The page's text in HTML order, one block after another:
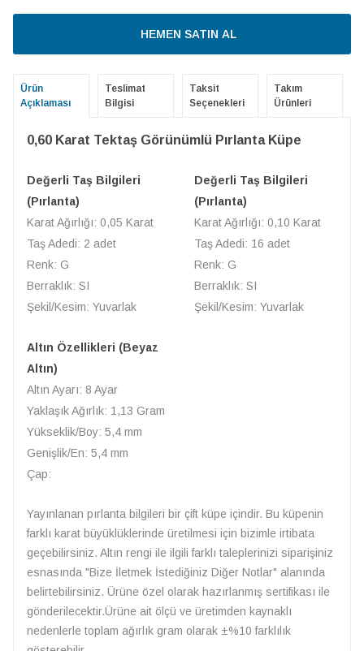
HEMEN SATIN AL
Ürün
Açıklaması
Teslimat
Bilgisi
Taksit
Seçenekleri
Takım
Ürünleri
0,60 Karat Tektaş Görünümlü Pırlanta Küpe
Değerli Taş Bilgileri
(Pırlanta)
Karat Ağırlığı: 0,05 Karat
Taş Adedi: 2 adet
Renk: G
Berraklık: SI
Şekil/Kesim: Yuvarlak
Değerli Taş Bilgileri
(Pırlanta)
Karat Ağırlığı: 0,10 Karat
Taş Adedi: 16 adet
Renk: G
Berraklık: SI
Şekil/Kesim: Yuvarlak
Altın Özellikleri (Beyaz
Altın)
Altın Ayarı: 8 Ayar
Yaklaşık Ağırlık: 1,13 Gram
Yükseklik/Boy: 5,4 mm
Genişlik/En: 5,4 mm
Çap:
Yayınlanan pırlanta bilgileri bir çift küpe içindir. Bu küpenin
farklı karat büyüklüklerinde üretilmesi için bizimle irtibata
geçebilirsiniz. Altın rengi ile ilgili farklı taleplerinizi siparişiniz
esnasında "Bize İletmek İstediğiniz Diğer Notlar" alanında
belirtebilirsiniz. Ürüne özel olarak hazırlanmış sertifikası ile
gönderilecektir.Ürüne ait ölçü ve üretimden kaynaklı
nedenlerle toplam ağırlık gram olarak ±%10 farklılık